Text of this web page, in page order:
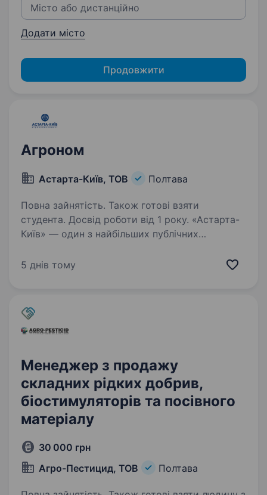
Додати місто
Продовжити
Агроном
Астарта-Київ, ТОВ Полтава
Повна зайнятість. Також готові взяти
студента. Досвід роботи від 1 року. «Астарта-
Київ» — один з найбільших публічних
холдингів в Україні, заснований у 1993 році.
компанія…
5 днів тому
Менеджер з продажу
складних рідких добрив,
біостимуляторів та посівного
матеріалу
30 000 грн
Агро-Пестицид, ТОВ
Полтава